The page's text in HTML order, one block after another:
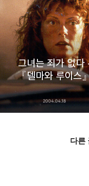
그녀는 죄가 없다
『델마와 루이스
2004.04.18
다른